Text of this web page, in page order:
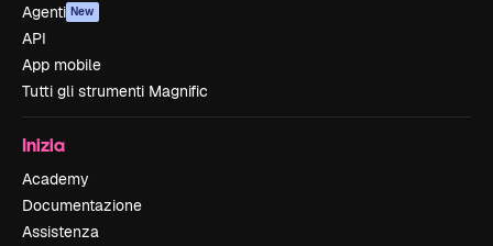
Agenti New
API
App mobile
Tutti gli strumenti Magnific
Inizia
Academy
Documentazione
Assistenza